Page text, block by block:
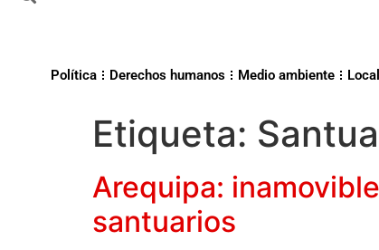
Política Derechos humanos Medio ambiente Local
Etiqueta:
Arequipa:
santuarios